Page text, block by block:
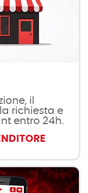
il
richiesta e
entro 24h.